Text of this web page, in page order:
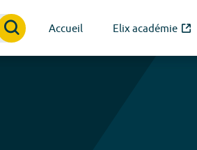
Accueil Elix académie